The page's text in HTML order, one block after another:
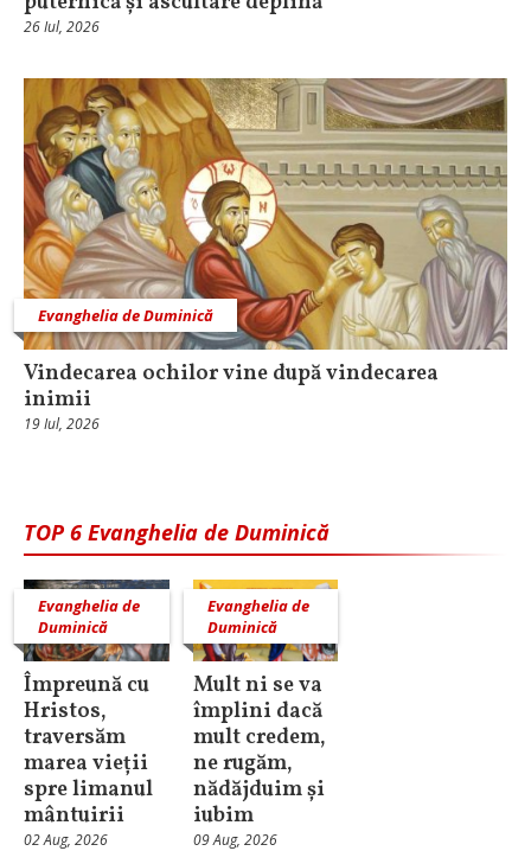
26 Iul, 2026
Evanghelia de Duminică
Vindecarea ochilor vine după vindecarea
inimii
19 Iul, 2026
TOP 6 Evanghelia de Duminică
Evanghelia de
Duminică
Împreună cu
Hristos,
traversăm
marea vieții
spre limanul
mântuirii
02 Aug, 2026
Evanghelia de
Duminică
Mult ni se va
împlini dacă
mult credem,
ne rugăm,
nădăjduim și
iubim
09 Aug, 2026